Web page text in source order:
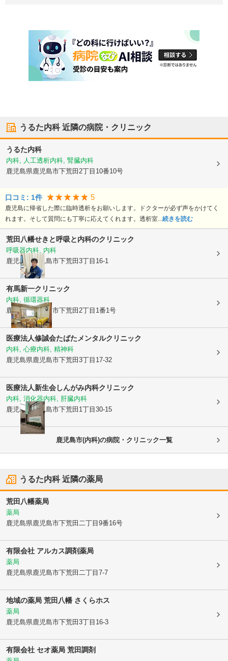
うるた内科近隣の病院・クリニック
うるた内科
内科, 人工透析内科, 腎臓内科
鹿児島県鹿児島市下荒田2丁目10番10号
口コミ: 1件 5
鹿児島に帰省した際に臨時透析をお願いします。ドクターが必ず声をかけてく
れます。そして質問にも丁寧に応えてくれます。透析室...続きを読む
荒田八幡せきと呼吸と内科のクリニック
呼吸器内科, 内科
鹿児島県鹿児島市下荒田3丁目16-1
有馬新一クリニック
内科, 循環器科
鹿児島県鹿児島市下荒田2丁目1番1号
医療法人修誠会たばたメンタルクリニック
内科, 心療内科, 精神科
鹿児島県鹿児島市下荒田3丁目17-32
医療法人新生会しんがみ内科クリニック
内科, 消化器内科, 肝臓内科
鹿児島県鹿児島市下荒田1丁目30-15
鹿児島市(内科)の病院・クリニック一覧
うるた内科近隣の薬局
荒田八幡薬局
薬局
鹿児島県鹿児島市下荒田二丁目9番16号
有限会社 アルカス調剤薬局
薬局
鹿児島県鹿児島市下荒田二丁目7-7
地域の薬局 荒田八幡 さくらホス
薬局
鹿児島県鹿児島市下荒田3丁目16-3
有限会社 セオ薬局 荒田調剤